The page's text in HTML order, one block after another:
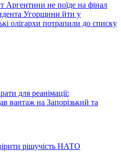
Аргентини не поїде на фінал
Угорщини йти у
олігархи потрапили до списку
для реанімації:
вантаж на Запорізький та
рішучість НАТО